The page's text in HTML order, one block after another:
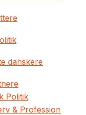
danskere
Politik
& Profession